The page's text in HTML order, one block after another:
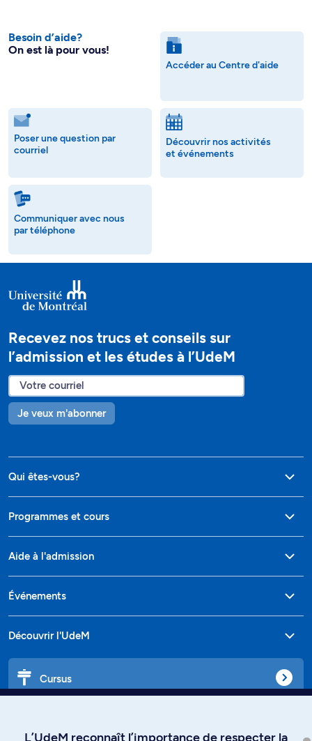
Besoin d’aide?
On est là pour vous!
Accéder au Centre d'aide
Poser une question par
courriel
Découvrir nos activités
et événements
Communiquer avec nous
par téléphone
Recevez nos trucs et conseils sur
l’admission et les études à l’UdeM
Je veux m'abonner
Qui êtes-vous?
Programmes et cours
Aide à l'admission
Événements
Découvrir l'UdeM
Cursus
L’UdeM reconnaît l’importance de respecter la